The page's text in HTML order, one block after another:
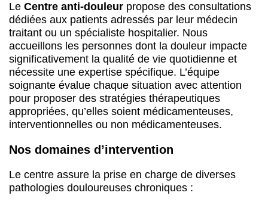
Le Centre anti-douleur propose des consultations
dédiées aux patients adressés par leur médecin
traitant ou un spécialiste hospitalier. Nous
accueillons les personnes dont la douleur impacte
significativement la qualité de vie quotidienne et
nécessite une expertise spécifique. L’équipe
soignante évalue chaque situation avec attention
pour proposer des stratégies thérapeutiques
appropriées, qu’elles soient médicamenteuses,
interventionnelles ou non médicamenteuses.
Nos domaines d’intervention
Le centre assure la prise en charge de diverses
pathologies douloureuses chroniques :